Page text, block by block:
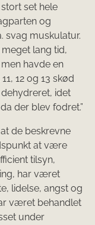
set hele
og
svag muskulatur.
lang tid,
havde en
12 og 13 skød
idet
der blev fodret.”
de beskrevne
at være
tilsyn,
har været
lidelse, angst og
været behandlet
under